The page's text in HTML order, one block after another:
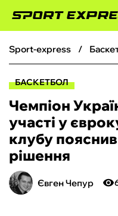
ФУТБОЛ
БОКС
ХОКЕЙ
ТЕНІС
sport-express
БАСКЕТБОЛ
Чемпіон
участі у
клубу
рішення
Євген Чепур